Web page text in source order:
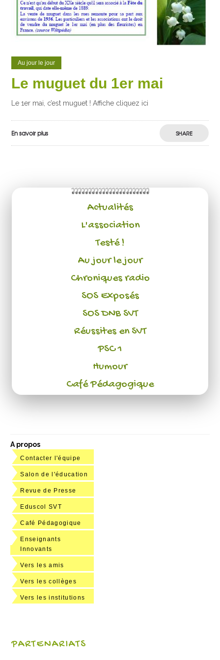
Au jour le jour
Le muguet du 1er mai
Le 1er mai, c’est muguet ! Affiche cliquez ici
En savoir plus SHARE
Actualités
L'association
Testé !
Au jour le jour
Chroniques radio
SOS Exposés
SOS DNB SVT
Réussites en SVT
PSC 1
Humour
Café Pédagogique
A propos
Contacter l'équipe
Salon de l'éducation
Revue de Presse
Eduscol SVT
Café Pédagogique
Enseignants
Innovants
Vers les amis
Vers les collèges
Vers les institutions
PARTENARIATS